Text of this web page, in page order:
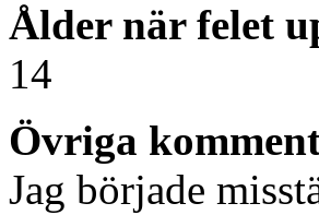
Ålder när felet
14
Övriga
Jag började